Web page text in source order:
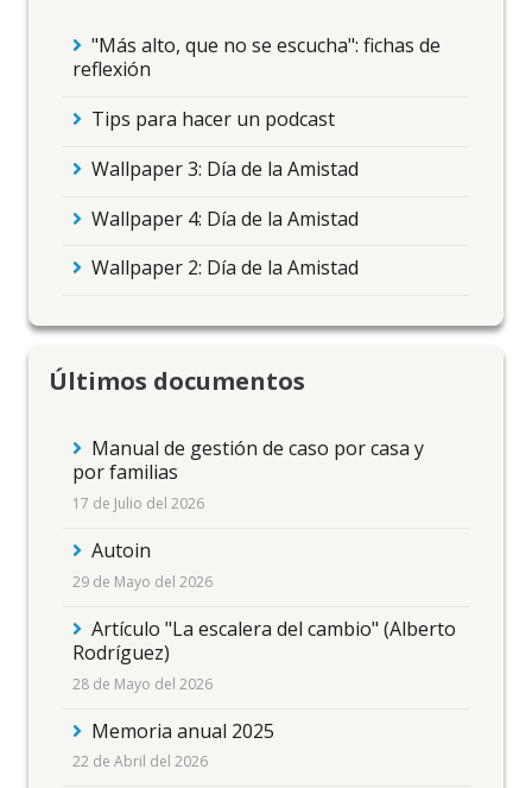
"Más alto, que no se escucha": fichas de
reflexión
Tips para hacer un podcast
Wallpaper 3: Día de la Amistad
Wallpaper 4: Día de la Amistad
Wallpaper 2: Día de la Amistad
Últimos documentos
Manual de gestión de caso por casa y
por familias
17 de Julio del 2026
Autoin
29 de Mayo del 2026
Artículo "La escalera del cambio" (Alberto
Rodríguez)
28 de Mayo del 2026
Memoria anual 2025
22 de Abril del 2026